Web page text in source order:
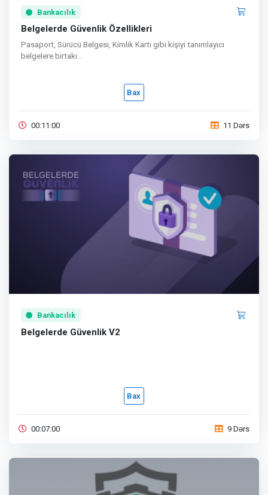
Bankacılık
Belgelerde Güvenlik Özellikleri
Pasaport, Sürücü Belgesi, Kimlik Kartı gibi kişiyi tanımlayıcı
belgelere birtakı...
Bax
00:11:00 11 Dərs
Bankacılık
Belgelerde Güvenlik V2
Bax
00:07:00 9 Dərs